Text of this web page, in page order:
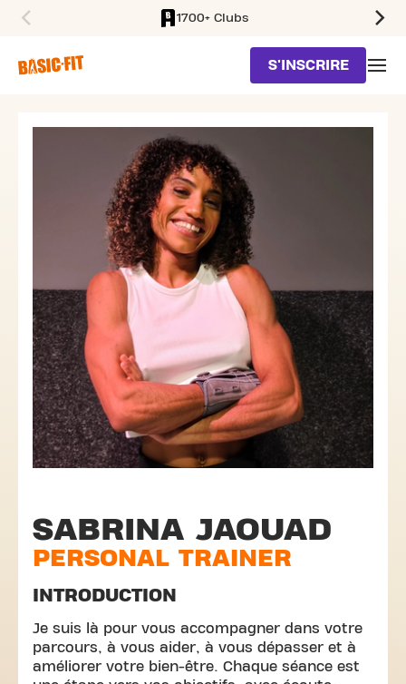
1700+ Clubs
S'INSCRIRE
SABRINA JAOUAD
PERSONAL TRAINER
INTRODUCTION
Je suis là pour vous accompagner dans votre
parcours, à vous aider, à vous dépasser et à
améliorer votre bien-être. Chaque séance est